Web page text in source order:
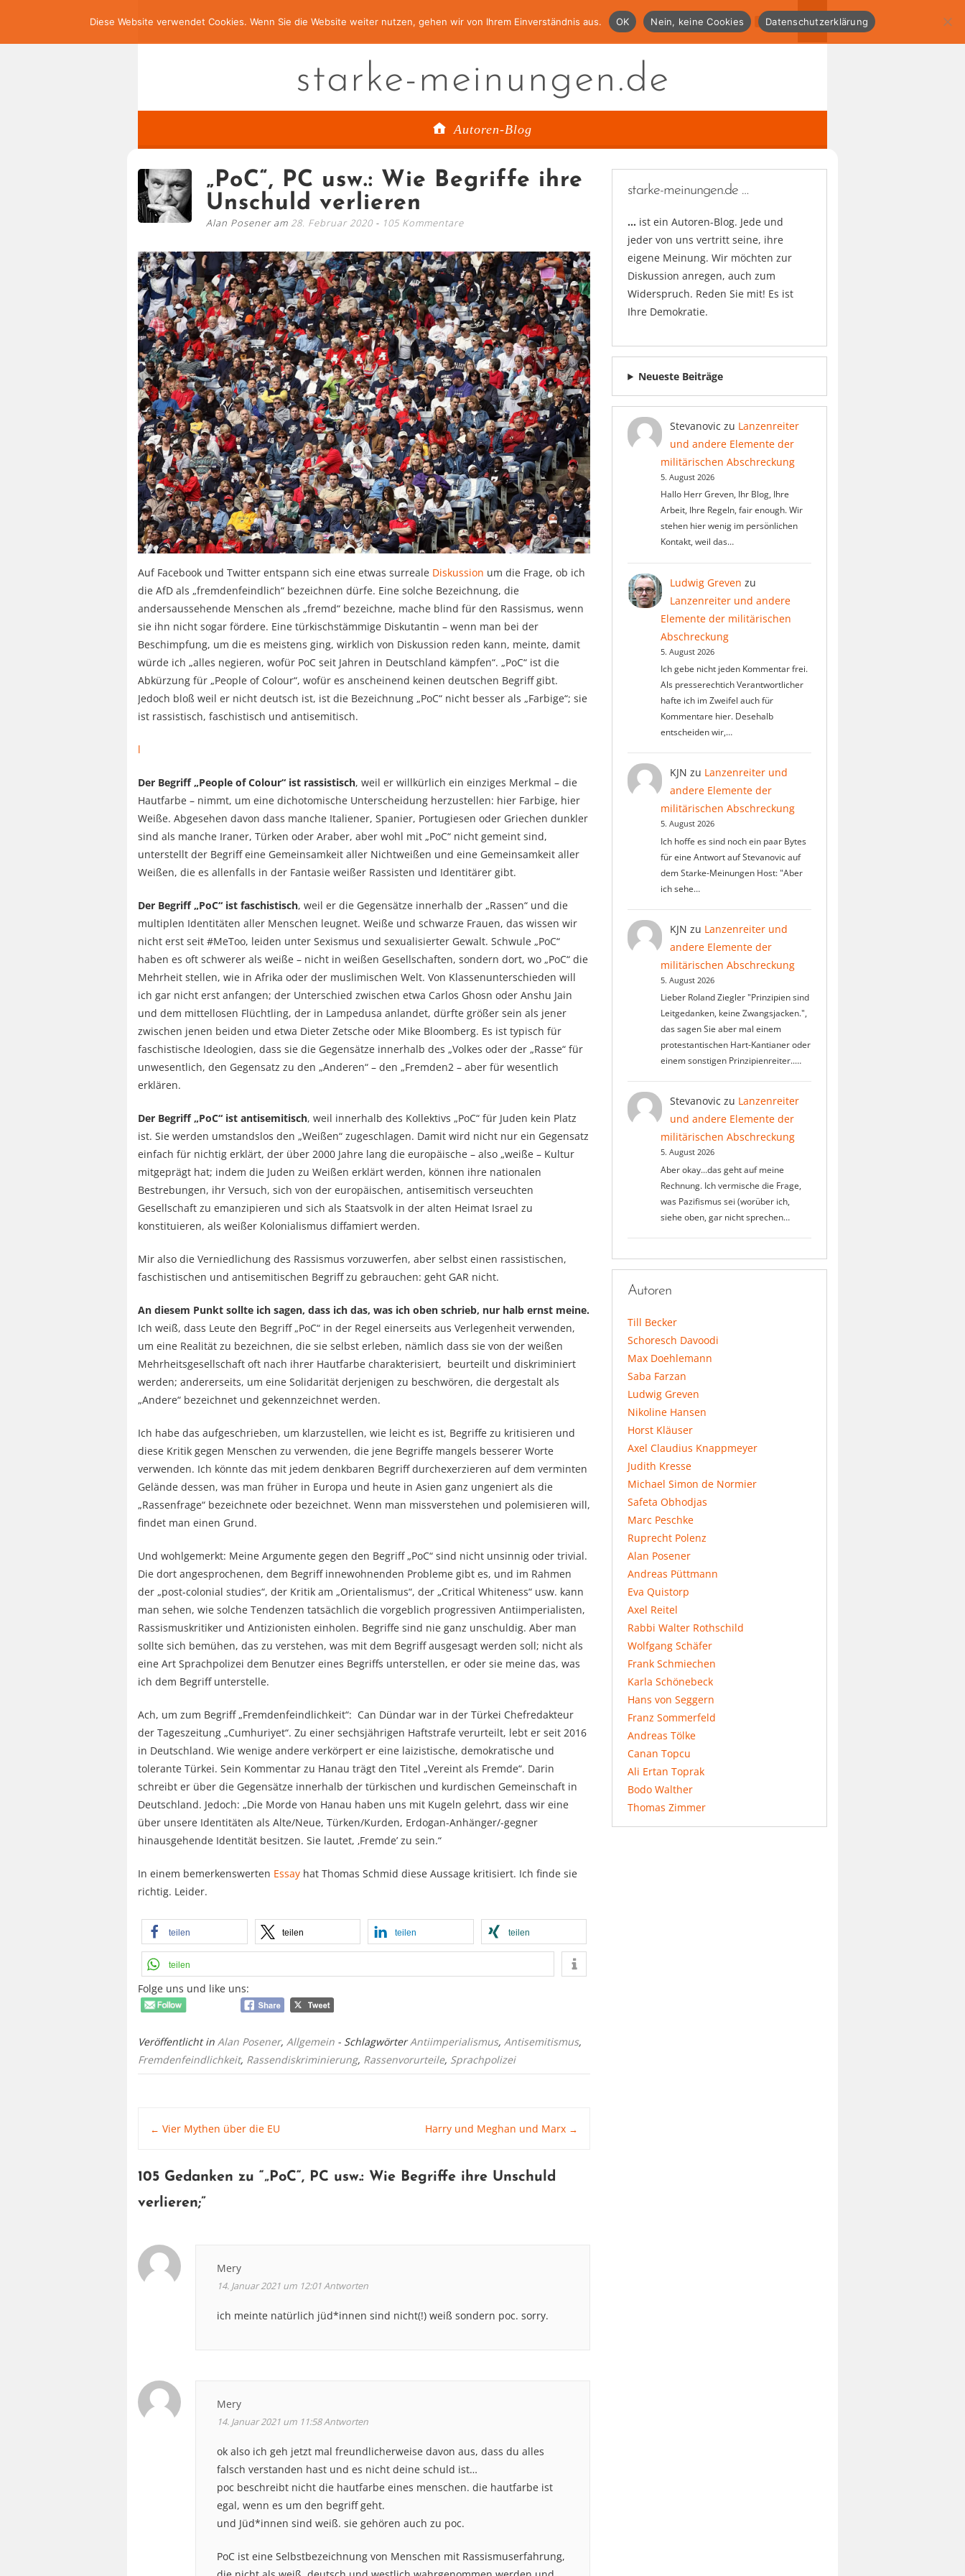
starke-meinungen.de
Autoren-Blog
„PoC“, PC usw.: Wie Begriffe ihre
Unschuld verlieren
Alan Posener am 28. Februar 2020 105 Kommentare
Auf Facebook und Twitter entspann sich eine etwas surreale Diskussion um die Frage, ob ich
die AfD als „fremdenfeindlich“ bezeichnen dürfe. Eine solche Bezeichnung, die
andersaussehende Menschen als „fremd“ bezeichne, mache blind für den Rassismus, wenn
sie ihn nicht sogar fördere. Eine türkischstämmige Diskutantin – wenn man bei der
Beschimpfung, um die es meistens ging, wirklich von Diskussion reden kann, meinte, damit
würde ich „alles negieren, wofür PoC seit Jahren in Deutschland kämpfen“. „PoC“ ist die
Abkürzung für „People of Colour“, wofür es anscheinend keinen deutschen Begriff gibt.
Jedoch bloß weil er nicht deutsch ist, ist die Bezeichnung „PoC“ nicht besser als „Farbige“; sie
ist rassistisch, faschistisch und antisemitisch.
l
Der Begriff „People of Colour“ ist rassistisch, weil er willkürlich ein einziges Merkmal – die
Hautfarbe – nimmt, um eine dichotomische Unterscheidung herzustellen: hier Farbige, hier
Weiße. Abgesehen davon dass manche Italiener, Spanier, Portugiesen oder Griechen dunkler
sind als manche Iraner, Türken oder Araber, aber wohl mit „PoC“ nicht gemeint sind,
unterstellt der Begriff eine Gemeinsamkeit aller Nichtweißen und eine Gemeinsamkeit aller
Weißen, die es allenfalls in der Fantasie weißer Rassisten und Identitärer gibt.
Der Begriff „PoC“ ist faschistisch, weil er die Gegensätze innerhalb der „Rassen“ und die
multiplen Identitäten aller Menschen leugnet. Weiße und schwarze Frauen, das wissen wir
nicht erst seit #MeToo, leiden unter Sexismus und sexualisierter Gewalt. Schwule „PoC“
haben es oft schwerer als weiße – nicht in weißen Gesellschaften, sondern dort, wo „PoC“ die
Mehrheit stellen, wie in Afrika oder der muslimischen Welt. Von Klassenunterschieden will
ich gar nicht erst anfangen; der Unterschied zwischen etwa Carlos Ghosn oder Anshu Jain
und dem mittellosen Flüchtling, der in Lampedusa anlandet, dürfte größer sein als jener
zwischen jenen beiden und etwa Dieter Zetsche oder Mike Bloomberg. Es ist typisch für
faschistische Ideologien, dass sie die Gegensätze innerhalb des „Volkes oder der „Rasse“ für
unwesentlich, den Gegensatz zu den „Anderen“ – den „Fremden2 – aber für wesentlich
erklären.
Der Begriff „PoC“ ist antisemitisch, weil innerhalb des Kollektivs „PoC“ für Juden kein Platz
ist. Sie werden umstandslos den „Weißen“ zugeschlagen. Damit wird nicht nur ein Gegensatz
einfach für nichtig erklärt, der über 2000 Jahre lang die europäische – also „weiße – Kultur
mitgeprägt hat; indem die Juden zu Weißen erklärt werden, können ihre nationalen
Bestrebungen, ihr Versuch, sich von der europäischen, antisemitisch verseuchten
Gesellschaft zu emanzipieren und sich als Staatsvolk in der alten Heimat Israel zu
konstituieren, als weißer Kolonialismus diffamiert werden.
Mir also die Verniedlichung des Rassismus vorzuwerfen, aber selbst einen rassistischen,
faschistischen und antisemitischen Begriff zu gebrauchen: geht GAR nicht.
An diesem Punkt sollte ich sagen, dass ich das, was ich oben schrieb, nur halb ernst meine.
Ich weiß, dass Leute den Begriff „PoC“ in der Regel einerseits aus Verlegenheit verwenden,
um eine Realität zu bezeichnen, die sie selbst erleben, nämlich dass sie von der weißen
Mehrheitsgesellschaft oft nach ihrer Hautfarbe charakterisiert, beurteilt und diskriminiert
werden; andererseits, um eine Solidarität derjenigen zu beschwören, die dergestalt als
„Andere“ bezeichnet und gekennzeichnet werden.
Ich habe das aufgeschrieben, um klarzustellen, wie leicht es ist, Begriffe zu kritisieren und
diese Kritik gegen Menschen zu verwenden, die jene Begriffe mangels besserer Worte
verwenden. Ich könnte das mit jedem denkbaren Begriff durchexerzieren auf dem verminten
Gelände dessen, was man früher in Europa und heute in Asien ganz ungeniert als die
„Rassenfrage“ bezeichnete oder bezeichnet. Wenn man missverstehen und polemisieren will,
findet man einen Grund.
Und wohlgemerkt: Meine Argumente gegen den Begriff „PoC“ sind nicht unsinnig oder trivial.
Die dort angesprochenen, dem Begriff innewohnenden Probleme gibt es, und im Rahmen
der „post-colonial studies“, der Kritik am „Orientalismus“, der „Critical Whiteness“ usw. kann
man sehen, wie solche Tendenzen tatsächlich die vorgeblich progressiven Antiimperialisten,
Rassismuskritiker und Antizionisten einholen. Begriffe sind nie ganz unschuldig. Aber man
sollte sich bemühen, das zu verstehen, was mit dem Begriff ausgesagt werden soll; nicht als
eine Art Sprachpolizei dem Benutzer eines Begriffs unterstellen, er oder sie meine das, was
ich dem Begriff unterstelle.
Ach, um zum Begriff „Fremdenfeindlichkeit“: Can Dündar war in der Türkei Chefredakteur
der Tageszeitung „Cumhuriyet“. Zu einer sechsjährigen Haftstrafe verurteilt, lebt er seit 2016
in Deutschland. Wie wenige andere verkörpert er eine laizistische, demokratische und
tolerante Türkei. Sein Kommentar zu Hanau trägt den Titel „Vereint als Fremde“. Darin
schreibt er über die Gegensätze innerhalb der türkischen und kurdischen Gemeinschaft in
Deutschland. Jedoch: „Die Morde von Hanau haben uns mit Kugeln gelehrt, dass wir eine
über unsere Identitäten als Alte/Neue, Türken/Kurden, Erdogan-Anhänger/-gegner
hinausgehende Identität besitzen. Sie lautet, ‚Fremde’ zu sein.“
In einem bemerkenswerten Essay hat Thomas Schmid diese Aussage kritisiert. Ich finde sie
richtig. Leider.
teilen teilen teilen teilen
teilen
Folge uns und like uns:
Veröffentlicht in Alan Posener, Allgemein - SchlagwörterAntiimperialismus, Antisemitismus,
Fremdenfeindlichkeit, Rassendiskriminierung, Rassenvorurteile, Sprachpolizei
Post
navigation
← Vier Mythen über die EU Harry und Meghan und Marx →
105 Gedanken zu “„PoC“, PC usw.: Wie Begriffe ihre Unschuld
verlieren;”
Mery
14. Januar 2021 um 12:01Antworten
ich meinte natürlich jüd*innen sind nicht(!) weiß sondern poc. sorry.
Mery
14. Januar 2021 um 11:58Antworten
ok also ich geh jetzt mal freundlicherweise davon aus, dass du alles
falsch verstanden hast und es nicht deine schuld ist…
poc beschreibt nicht die hautfarbe eines menschen. die hautfarbe ist
egal, wenn es um den begriff geht.
und Jüd*innen sind weiß. sie gehören auch zu poc.
PoC ist eine Selbstbezeichnung von Menschen mit Rassismuserfahrung,
starke-meinungen.de …
… ist ein Autoren-Blog. Jede und
jeder von uns vertritt seine, ihre
eigene Meinung. Wir möchten zur
Diskussion anregen, auch zum
Widerspruch. Reden Sie mit! Es ist
Ihre Demokratie.
Neueste Beiträge
Stevanovic zu Lanzenreiter
und andere Elemente der
militärischen Abschreckung
5. August 2026
Hallo Herr Greven, Ihr Blog, Ihre
Arbeit, Ihre Regeln, fair enough. Wir
stehen hier wenig im persönlichen
Kontakt, weil das…
Ludwig Greven zu
Lanzenreiter und andere
Elemente der militärischen
Abschreckung
5. August 2026
Ich gebe nicht jeden Kommentar frei.
Als presserechtich Verantwortlicher
hafte ich im Zweifel auch für
Kommentare hier. Desehalb
entscheiden wir,…
KJN zu Lanzenreiter und
andere Elemente der
militärischen Abschreckung
5. August 2026
Ich hoffe es sind noch ein paar Bytes
für eine Antwort auf Stevanovic auf
dem Starke-Meinungen Host: "Aber
ich sehe…
KJN zu Lanzenreiter und
andere Elemente der
militärischen Abschreckung
5. August 2026
Lieber Roland Ziegler "Prinzipien sind
Leitgedanken, keine Zwangsjacken.",
das sagen Sie aber mal einem
protestantischen Hart-Kantianer oder
einem sonstigen Prinzipienreiter..…
Stevanovic zu Lanzenreiter
und andere Elemente der
militärischen Abschreckung
5. August 2026
Aber okay...das geht auf meine
Rechnung. Ich vermische die Frage,
was Pazifismus sei (worüber ich,
siehe oben, gar nicht sprechen…
Autoren
Till Becker
Schoresch Davoodi
Max Doehlemann
Saba Farzan
Ludwig Greven
Nikoline Hansen
Horst Kläuser
Axel Claudius Knappmeyer
Judith Kresse
Michael Simon de Normier
Safeta Obhodjas
Marc Peschke
Ruprecht Polenz
Alan Posener
Andreas Püttmann
Eva Quistorp
Axel Reitel
Rabbi Walter Rothschild
Wolfgang Schäfer
Frank Schmiechen
Karla Schönebeck
Hans von Seggern
Franz Sommerfeld
Andreas Tölke
Canan Topcu
Ali Ertan Toprak
Bodo Walther
Thomas Zimmer
Diese Website verwendet Cookies. Wenn Sie die Website weiter nutzen, gehen wir von Ihrem Einverständnis aus. OK Nein, keine Cookies Datenschutzerklärung